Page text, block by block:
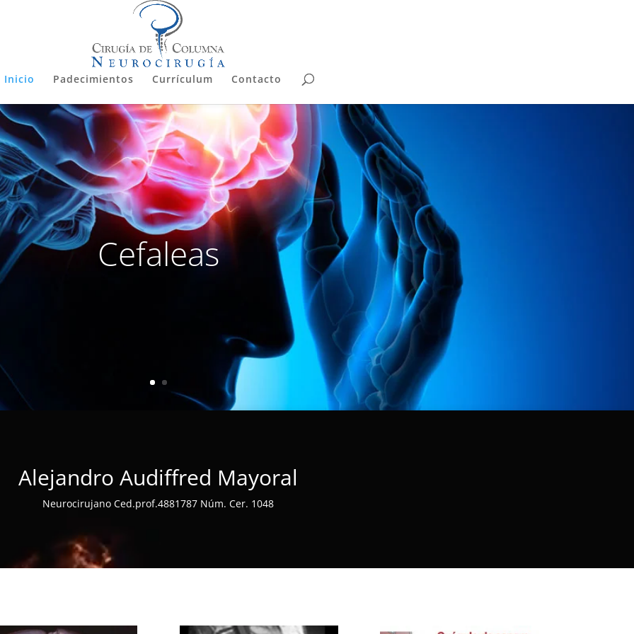
Inicio Padecimientos Currículum Contacto
Cefaleas
Alejandro Audiffred Mayoral
Neurocirujano Ced.prof.4881787 Núm. Cer. 1048